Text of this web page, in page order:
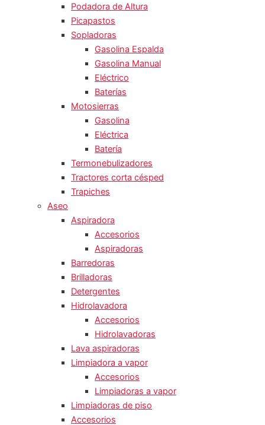
Podadora de Altura
Picapastos
Sopladoras
Gasolina Espalda
Gasolina Manual
Eléctrico
Baterías
Motosierras
Gasolina
Eléctrica
Batería
Termonebulizadores
Tractores corta césped
Trapiches
Aseo
Aspiradora
Accesorios
Aspiradoras
Barredoras
Brilladoras
Detergentes
Hidrolavadora
Accesorios
Hidrolavadoras
Lava aspiradoras
Limpiadora a vapor
Accesorios
Limpiadoras a vapor
Limpiadoras de piso
Accesorios